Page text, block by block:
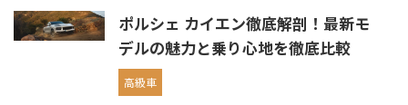
ポルシェ カイエン徹底解剖！最新モ
デルの魅力と乗り心地を徹底比較
高級車